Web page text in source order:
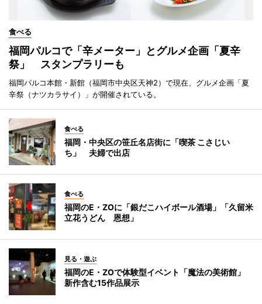
食べる
福岡パルコで「辛メーター」とグルメ企画「夏辛
祭」 スタンプラリーも
福岡パルコ本館・新館（福岡市中央区天神2）で現在、グルメ企画「夏
辛祭（ナツカラサイ）」が開催されている。
食べる
福岡・中央区の笹丘名店街に「喫茶 こさじい
ち」 夫婦で出店
食べる
福岡のE・ZOに「銀だこハイボール酒場」「久留米
立花うどん 恩想」
見る・遊ぶ
福岡のE・ZOで体験型イベント「魔法の美術館」
新作含む15作品展示